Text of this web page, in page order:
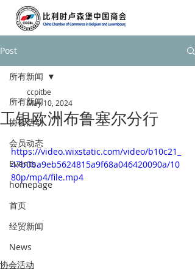
Post
所有新闻
协会活动
会员动态
Events
homepage
首页
经贸新闻
News
所有新闻
工银欧洲布鲁塞尔分行
ccpitbe
May 10, 2024
https://video.wixstatic.com/video/b10c21_
47b0ba9eb5624815a9f68a046420090a/10
80p/mp4/file.mp4
协会活动